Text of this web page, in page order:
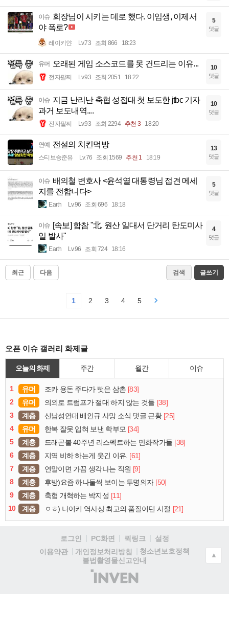
이슈 회장님이 시키는 데로 했다. 이임생, 이제서
야 폭로?
레이키얀 Lv.73 조회 866 18:23
5
댓글
유머 오래된 게임 소스코드를 못 건드리는 이유...
전자팔찌 Lv.93 조회 2051 18:22
10
댓글
이슈 지금 난리난 축협 성접대 첫 보도한 jtbc 기자
과거 보도내역....
전자팔찌 Lv.93 조회 2294 추천 3 18:20
10
댓글
연예 전설의 치킨먹방
스티브승준유 Lv.76 조회 1569 추천 1 18:19
13
댓글
이슈 배의철 변호사 <윤석열 대통령님 접견 메세
지를 전합니다>
Earth Lv.96 조회 696 18:18
5
댓글
이슈 [속보] 합참 "北, 원산 일대서 단거리 탄도미사
일 발사"
Earth Lv.96 조회 724 18:16
4
댓글
최근 다음 검색 글쓰기
1 2 3 4 5
오픈 이슈 갤러리 화제글
오늘의 화제 주간 월간 이슈
1 유머 조카 용돈 주다가 뺏은 삼촌 [83]
2
유머 의외로 트럼프가 절대 하지 않는 것들 [38]
3
계층 신남성연대 배인규 사망 소식 댓글 근황 [25]
4
유머 한복 잘못 입혀 보낸 학부모 [34]
5
계층 드래곤볼 40주년 리스펙트하는 만화작가들 [38]
6
계층 지역 비하 하는게 웃긴 이유. [61]
7
계층 연말이면 가끔 생각나는 직원 [9]
8
계층 후방)요즘 하나둘씩 보이는 투명의자 [50]
9
계층 축협 개혁하는 박지성 [11]
10
계층 ㅇㅎ) 나이키 역사상 최고의 품질이던 시절 [21]
로그인 PC화면 퀵링크
설정
이용약관
개인정보처리방침
청소년보호정책
불법촬영물신고안내
(주)
인
▲